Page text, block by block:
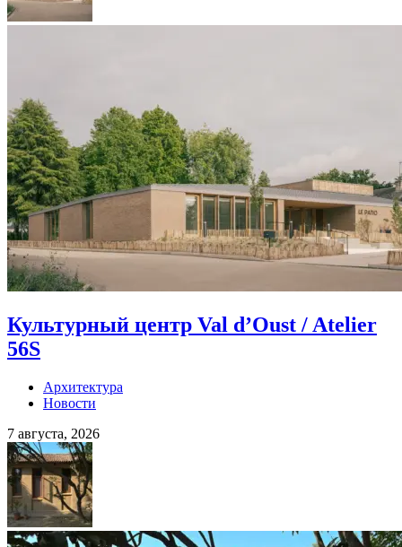
Культурный центр Val d’Oust / Atelier
56S
Архитектура
Новости
7 августа, 2026